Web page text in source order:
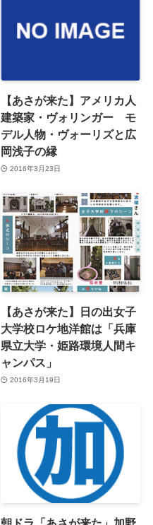
【あさが来た】アメリカ人
建築家・ヴォリンガー モ
デル人物・ヴォーリズと広
岡浅子の縁
2016年3月23日
【あさが来た】日の出女子
大学校ロケ地洋館は「兵庫
県立大学・姫路環境人間キ
ャンパス」
2016年3月19日